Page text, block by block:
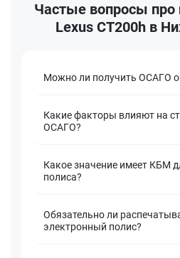
Частые вопросы про
Lexus CT200h в
Можно ли получить ОСАГО
Какие факторы влияют на
ОСАГО?
Какое значение имеет КБМ
полиса?
Обязательно ли
электронный полис?